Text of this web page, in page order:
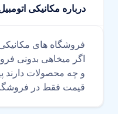
درباره مکانیکی
فروشگاه های
اگر میخاهی بدونی
و چه محصولات دارند
قیمت فقط در فروشگاه